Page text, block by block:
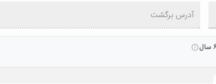
آدرس برگشت